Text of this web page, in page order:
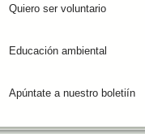
Quiero ser voluntario
Educación ambiental
Apúntate a nuestro boletiín